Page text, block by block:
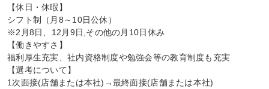
【休日・休暇】
シフト制（月8～10日公休）
※2月8日、12月9日,その他の月10日休み
【働きやすさ】
福利厚生充実、社内資格制度や勉強会等の教育制度も充実
【選考について】
1次面接(店舗または本社)→最終面接(店舗または本社)